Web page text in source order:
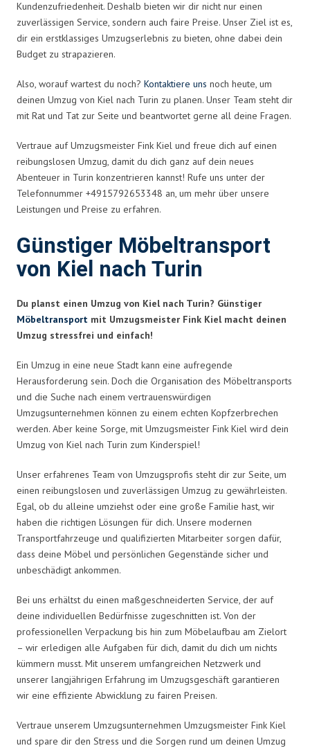
Kundenzufriedenheit. Deshalb bieten wir dir nicht nur einen
zuverlässigen Service, sondern auch faire Preise. Unser Ziel ist es,
dir ein erstklassiges Umzugserlebnis zu bieten, ohne dabei dein
Budget zu strapazieren.
Also, worauf wartest du noch? Kontaktiere uns noch heute, um
deinen Umzug von Kiel nach Turin zu planen. Unser Team steht dir
mit Rat und Tat zur Seite und beantwortet gerne all deine Fragen.
Vertraue auf Umzugsmeister Fink Kiel und freue dich auf einen
reibungslosen Umzug, damit du dich ganz auf dein neues
Abenteuer in Turin konzentrieren kannst! Rufe uns unter der
Telefonnummer +4915792653348 an, um mehr über unsere
Leistungen und Preise zu erfahren.
Günstiger Möbeltransport
von Kiel nach Turin
Du planst einen Umzug von Kiel nach Turin? Günstiger
Möbeltransport mit Umzugsmeister Fink Kiel macht deinen
Umzug stressfrei und einfach!
Ein Umzug in eine neue Stadt kann eine aufregende
Herausforderung sein. Doch die Organisation des Möbeltransports
und die Suche nach einem vertrauenswürdigen
Umzugsunternehmen können zu einem echten Kopfzerbrechen
werden. Aber keine Sorge, mit Umzugsmeister Fink Kiel wird dein
Umzug von Kiel nach Turin zum Kinderspiel!
Unser erfahrenes Team von Umzugsprofis steht dir zur Seite, um
einen reibungslosen und zuverlässigen Umzug zu gewährleisten.
Egal, ob du alleine umziehst oder eine große Familie hast, wir
haben die richtigen Lösungen für dich. Unsere modernen
Transportfahrzeuge und qualifizierten Mitarbeiter sorgen dafür,
dass deine Möbel und persönlichen Gegenstände sicher und
unbeschädigt ankommen.
Bei uns erhältst du einen maßgeschneiderten Service, der auf
deine individuellen Bedürfnisse zugeschnitten ist. Von der
professionellen Verpackung bis hin zum Möbelaufbau am Zielort
– wir erledigen alle Aufgaben für dich, damit du dich um nichts
kümmern musst. Mit unserem umfangreichen Netzwerk und
unserer langjährigen Erfahrung im Umzugsgeschäft garantieren
wir eine effiziente Abwicklung zu fairen Preisen.
Vertraue unserem Umzugsunternehmen Umzugsmeister Fink Kiel
und spare dir den Stress und die Sorgen rund um deinen Umzug